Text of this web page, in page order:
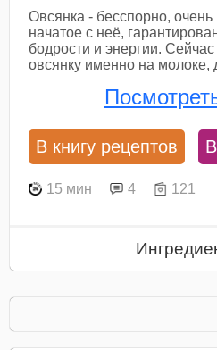
Овсянка - бесспорно,
начатое с неё,
бодрости и энергии.
овсянку именно на
В книгу рецептов
15 мин 4 121